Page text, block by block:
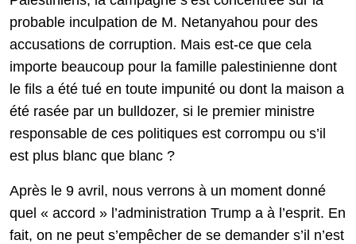
probable inculpation de M. Netanyahou pour des
accusations de corruption. Mais est-ce que cela
importe beaucoup pour la famille palestinienne dont
le fils a été tué en toute impunité ou dont la maison a
été rasée par un bulldozer, si le premier ministre
responsable de ces politiques est corrompu ou s’il
est plus blanc que blanc ?
Après le 9 avril, nous verrons à un moment donné
quel « accord » l’administration Trump a à l’esprit. En
fait, on ne peut s’empêcher de se demander s’il n’est